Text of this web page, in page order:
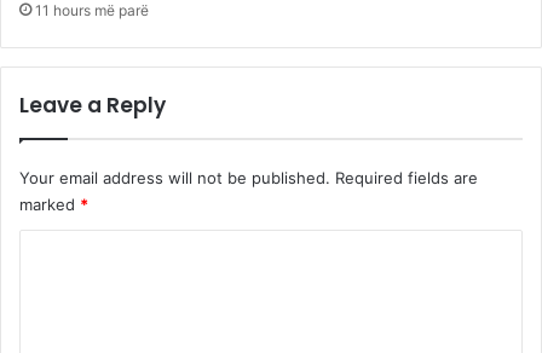
11 hours më parë
Leave a Reply
Your email address will not be published. Required fields are
marked *